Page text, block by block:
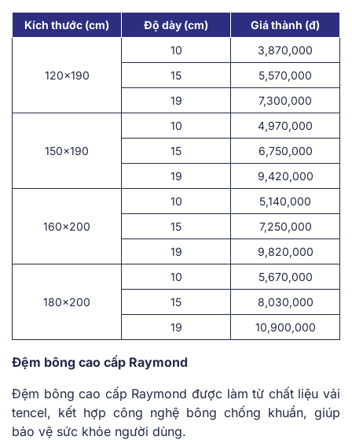
Kích thước (cm) Độ dày (cm) Giá thành (đ)
120×190
10
3,870,000
15
5,570,000
19
7,300,000
150×190
10
4,970,000
15
6,750,000
19
9,420,000
160×200
10
5,140,000
15
7,250,000
19
9,820,000
180×200
10
5,670,000
15
8,030,000
19
10,900,000
Đệm bông cao cấp Raymond
Đệm bông cao cấp Raymond được làm từ chất liệu vải
tencel, kết hợp công nghệ bông chống khuẩn, giúp
bảo vệ sức khỏe người dùng.